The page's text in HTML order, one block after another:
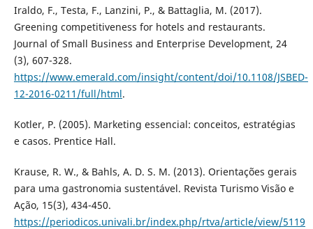
Iraldo, F., Testa, F., Lanzini, P., & Battaglia, M. (2017).
Greening competitiveness for hotels and restaurants.
Journal of Small Business and Enterprise Development, 24
(3), 607-328.
https://www.emerald.com/insight/content/doi/10.1108/JSBED-
12-2016-0211/full/html.
Kotler, P. (2005). Marketing essencial: conceitos, estratégias
e casos. Prentice Hall.
Krause, R. W., & Bahls, A. D. S. M. (2013). Orientações gerais
para uma gastronomia sustentável. Revista Turismo Visão e
Ação, 15(3), 434-450.
https://periodicos.univali.br/index.php/rtva/article/view/5119